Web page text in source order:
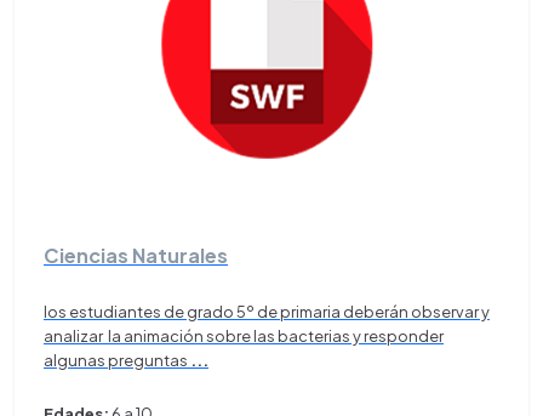
Ciencias Naturales
los estudiantes de grado 5º de primaria deberán observar y
analizar la animación sobre las bacterias y responder
algunas preguntas ...